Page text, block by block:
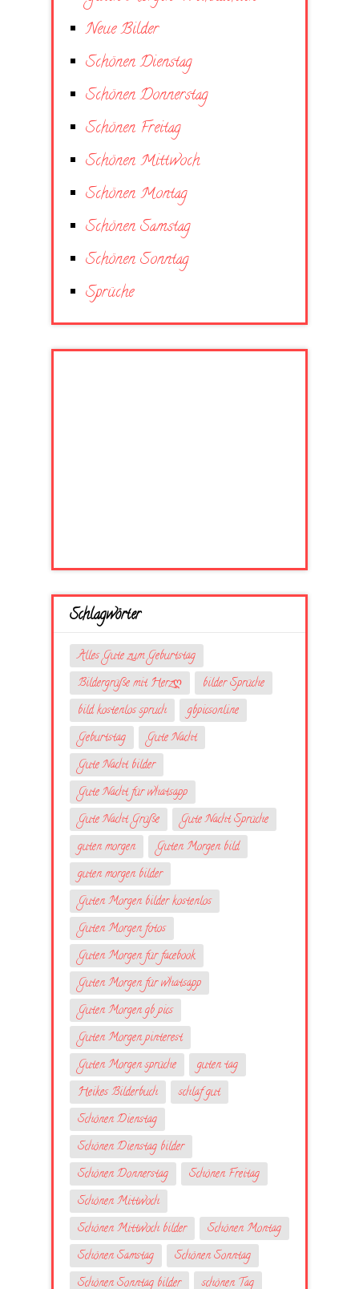
Neue Bilder
Schönen Dienstag
Schönen Donnerstag
Schönen Freitag
Schönen Mittwoch
Schönen Montag
Schönen Samstag
Schönen Sonntag
Sprüche
Schlagwörter
Alles Gute zum Geburtstag
Bildergrüße mit Herzღ
bilder Sprüche
bild kostenlos spruch
gbpicsonline
Geburtstag
Gute Nacht
Gute Nacht bilder
Gute Nacht für whatsapp
Gute Nacht Grüße
Gute Nacht Sprüche
guten morgen
Guten Morgen bild
guten morgen bilder
Guten Morgen bilder kostenlos
Guten Morgen fotos
Guten Morgen für facebook
Guten Morgen für whatsapp
Guten Morgen gb pics
Guten Morgen pinterest
Guten Morgen sprüche
guten tag
Heikes Bilderbuch
schlaf gut
Schönen Dienstag
Schönen Dienstag bilder
Schönen Donnerstag
Schönen Freitag
Schönen Mittwoch
Schönen Mittwoch bilder
Schönen Montag
Schönen Samstag
Schönen Sonntag
Schönen Sonntag bilder
schönen Tag